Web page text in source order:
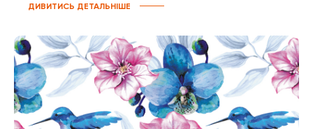
ДИВИТИСЬ ДЕТАЛЬНІШЕ